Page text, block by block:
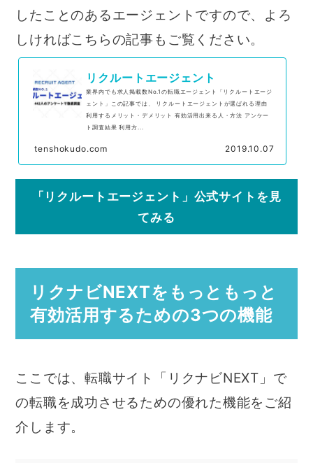
したことのあるエージェントですので、よろ
しければこちらの記事もご覧ください。
リクルートエージェント
業界内でも求人掲載数No.1の転職エージェント「リクルートエージ
ェント」この記事では、 リクルートエージェントが選ばれる理由
利用するメリット・デメリット 有効活用出来る人・方法 アンケー
ト調査結果 利用方...
tenshokudo.com 2019.10.07
「リクルートエージェント」公式サイトを見
てみる
リクナビNEXTをもっともっと
有効活用するための3つの機能
ここでは、転職サイト「リクナビNEXT」で
の転職を成功させるための優れた機能をご紹
介します。